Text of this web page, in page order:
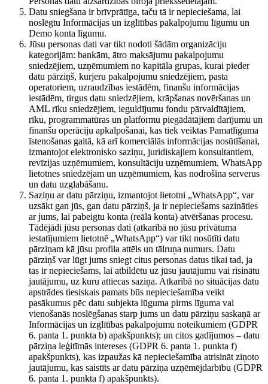
Datu sniegšana ir brīvprātīga, taču tā ir nepieciešama, lai
noslēgtu Informācijas un izglītības pakalpojumu līgumu un
Demo konta līgumu.
Jūsu personas dati var tikt nodoti šādām organizāciju
kategorijām: bankām, ātro maksājumu pakalpojumu
sniedzējiem, uzņēmumiem no kapitāla grupas, kurai pieder
datu pārziņš, kurjeru pakalpojumu sniedzējiem, pasta
operatoriem, uzraudzības iestādēm, finanšu informācijas
iestādēm, tirgus datu sniedzējiem, krāpšanas novēršanas un
AML rīku sniedzējiem, ieguldījumu fondu pārvaldītājiem,
rīku, programmatūras un platformu piegādātājiem darījumu un
finanšu operāciju apkalpošanai, kas tiek veiktas Pamatlīguma
īstenošanas gaitā, kā arī komerciālās informācijas nosūtīšanai,
izmantojot elektronisko saziņu, juridiskajiem konsultantiem,
revīzijas uzņēmumiem, konsultāciju uzņēmumiem, WhatsApp
lietotnes sniedzējam un uzņēmumiem, kas nodrošina serverus
un datu uzglabāšanu.
Saziņu ar datu pārziņu, izmantojot lietotni „WhatsApp“, var
uzsākt gan jūs, gan datu pārziņš, ja ir nepieciešams sazināties
ar jums, lai pabeigtu konta (reālā konta) atvēršanas procesu.
Tādējādi jūsu personas dati (atkarībā no jūsu privātuma
iestatījumiem lietotnē „WhatsApp“) var tikt nosūtīti datu
pārziņam kā jūsu profila attēls un tālruņa numurs. Datu
pārziņš var lūgt jums sniegt citus personas datus tikai tad, ja
tas ir nepieciešams, lai atbildētu uz jūsu jautājumu vai risinātu
jautājumu, uz kuru attiecas saziņa. Atkarībā no situācijas datu
apstrādes tiesiskais pamats būs nepieciešamība veikt
pasākumus pēc datu subjekta lūguma pirms līguma vai
vienošanās noslēgšanas starp jums un datu pārziņu saskaņā ar
Informācijas un izglītības pakalpojumu noteikumiem (GDPR
6. panta 1. punkta b) apakšpunkts); un citos gadījumos – datu
pārziņa leģitīmās intereses (GDPR 6. panta 1. punkta f)
apakšpunkts), kas izpaužas kā nepieciešamība atrisināt ziņoto
jautājumu, kas saistīts ar datu pārziņa uzņēmējdarbību (GDPR
6. panta 1. punkta f) apakšpunkts).